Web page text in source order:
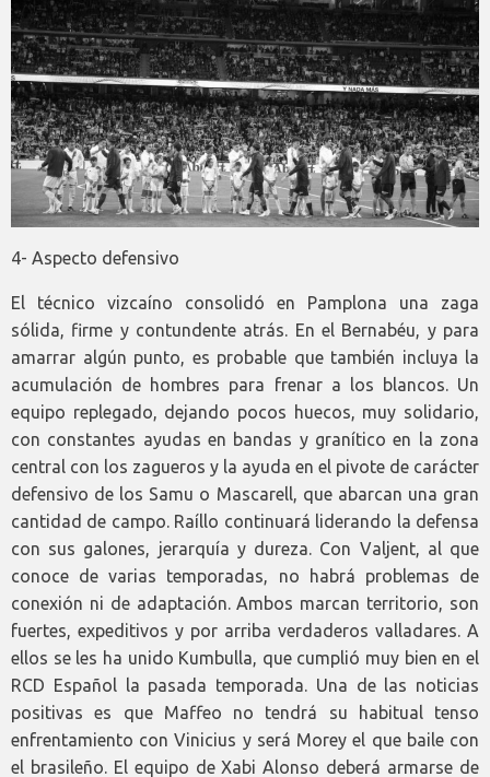
4- Aspecto defensivo
El técnico vizcaíno consolidó en Pamplona una zaga
sólida, firme y contundente atrás. En el Bernabéu, y para
amarrar algún punto, es probable que también incluya la
acumulación de hombres para frenar a los blancos. Un
equipo replegado, dejando pocos huecos, muy solidario,
con constantes ayudas en bandas y granítico en la zona
central con los zagueros y la ayuda en el pivote de carácter
defensivo de los Samu o Mascarell, que abarcan una gran
cantidad de campo. Raíllo continuará liderando la defensa
con sus galones, jerarquía y dureza. Con Valjent, al que
conoce de varias temporadas, no habrá problemas de
conexión ni de adaptación. Ambos marcan territorio, son
fuertes, expeditivos y por arriba verdaderos valladares. A
ellos se les ha unido Kumbulla, que cumplió muy bien en el
RCD Español la pasada temporada. Una de las noticias
positivas es que Maffeo no tendrá su habitual tenso
enfrentamiento con Vinicius y será Morey el que baile con
el brasileño. El equipo de Xabi Alonso deberá armarse de